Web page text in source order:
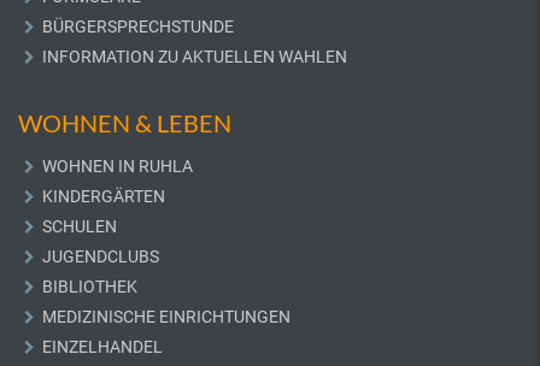
BÜRGERSPRECHSTUNDE
INFORMATION ZU AKTUELLEN WAHLEN
WOHNEN & LEBEN
WOHNEN IN RUHLA
KINDERGÄRTEN
SCHULEN
JUGENDCLUBS
BIBLIOTHEK
MEDIZINISCHE EINRICHTUNGEN
EINZELHANDEL